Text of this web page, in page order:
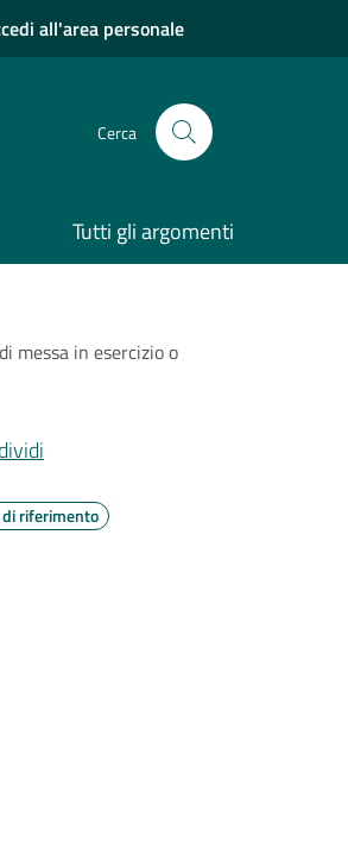
all'area personale
Cerca
Tutti gli argomenti
messa in esercizio o
riferimento